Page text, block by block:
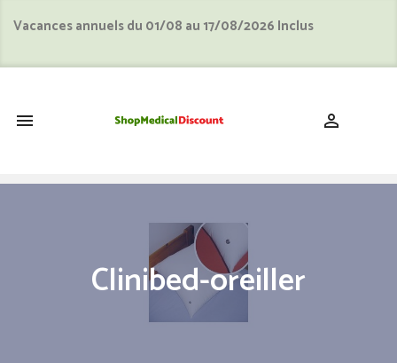
Vacances annuels du 01/08 au 17/08/2026 Inclus
 
Clinibed-oreiller